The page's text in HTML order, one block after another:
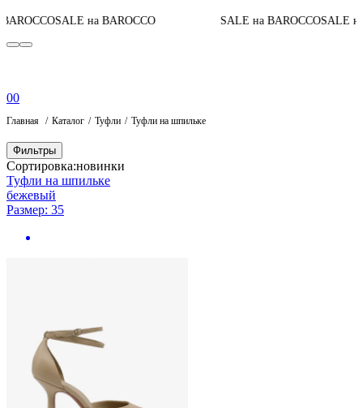
SALE на BAROCCO SALE на BAROCCOSALE на
00
Главная Каталог Туфли Туфли на шпильке
Фильтры
Сортировка:новинки
Туфли на шпильке
бежевый
Размер: 35